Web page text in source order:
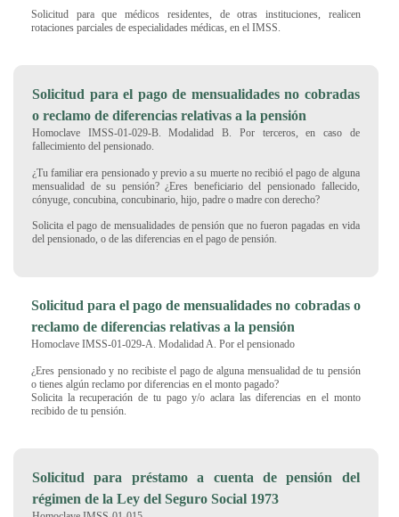
Solicitud para que médicos residentes, de otras instituciones, realicen
rotaciones parciales de especialidades médicas, en el IMSS.
Solicitud para el pago de mensualidades no cobradas
o reclamo de diferencias relativas a la pensión
Homoclave IMSS-01-029-B. Modalidad B. Por terceros, en caso de
fallecimiento del pensionado.
¿Tu familiar era pensionado y previo a su muerte no recibió el pago de alguna
mensualidad de su pensión? ¿Eres beneficiario del pensionado fallecido,
cónyuge, concubina, concubinario, hijo, padre o madre con derecho?
Solicita el pago de mensualidades de pensión que no fueron pagadas en vida
del pensionado, o de las diferencias en el pago de pensión.
Solicitud para el pago de mensualidades no cobradas o
reclamo de diferencias relativas a la pensión
Homoclave IMSS-01-029-A. Modalidad A. Por el pensionado
¿Eres pensionado y no recibiste el pago de alguna mensualidad de tu pensión
o tienes algún reclamo por diferencias en el monto pagado?
Solicita la recuperación de tu pago y/o aclara las diferencias en el monto
recibido de tu pensión.
Solicitud para préstamo a cuenta de pensión del
régimen de la Ley del Seguro Social 1973